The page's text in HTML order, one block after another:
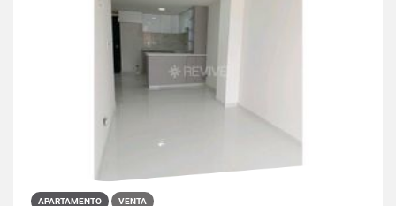
APARTAMENTO VENTA